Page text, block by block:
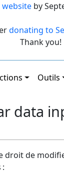
websiteby
donating to
Thank you!
Outils
data
droit de